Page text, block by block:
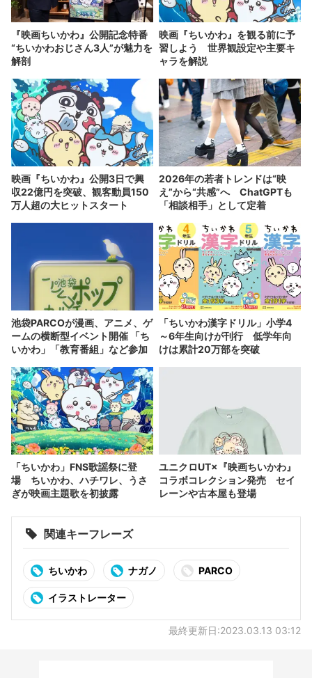
『映画ちいかわ』公開記念特番
“ちいかわおじさん3人”が魅力を
解剖
映画『ちいかわ』を観る前に予
習しよう 世界観設定や主要キ
ャラを解説
映画『ちいかわ』公開3日で興
収22億円を突破、観客動員150
万人超の大ヒットスタート
2026年の若者トレンドは“映
え”から“共感”へ ChatGPTも
「相談相手」として定着
池袋PARCOが漫画、アニメ、ゲ
ームの横断型イベント開催 「ち
いかわ」「教育番組」など参加
「ちいかわ漢字ドリル」小学4
～6年生向けが刊行 低学年向
けは累計20万部を突破
「ちいかわ」FNS歌謡祭に登
場 ちいかわ、ハチワレ、うさ
ぎが映画主題歌を初披露
ユニクロUT×『映画ちいかわ』
コラボコレクション発売 セイ
レーンや古本屋も登場
関連キーフレーズ
ちいかわ ナガノ PARCO
イラストレーター
最終更新日:2023.03.13 03:12